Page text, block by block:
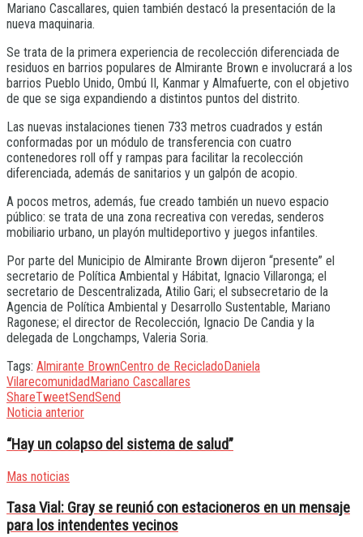
Mariano Cascallares, quien también destacó la presentación de la
nueva maquinaria.
Se trata de la primera experiencia de recolección diferenciada de
residuos en barrios populares de Almirante Brown e involucrará a los
barrios Pueblo Unido, Ombú II, Kanmar y Almafuerte, con el objetivo
de que se siga expandiendo a distintos puntos del distrito.
Las nuevas instalaciones tienen 733 metros cuadrados y están
conformadas por un módulo de transferencia con cuatro
contenedores roll off y rampas para facilitar la recolección
diferenciada, además de sanitarios y un galpón de acopio.
A pocos metros, además, fue creado también un nuevo espacio
público: se trata de una zona recreativa con veredas, senderos
mobiliario urbano, un playón multideportivo y juegos infantiles.
Por parte del Municipio de Almirante Brown dijeron “presente” el
secretario de Política Ambiental y Hábitat, Ignacio Villaronga; el
secretario de Descentralizada, Atilio Gari; el subsecretario de la
Agencia de Política Ambiental y Desarrollo Sustentable, Mariano
Ragonese; el director de Recolección, Ignacio De Candia y la
delegada de Longchamps, Valeria Soria.
Tags: Almirante BrownCentro de RecicladoDaniela
VilarecomunidadMariano Cascallares
ShareTweetSendSend
Noticia anterior
“Hay un colapso del sistema de salud”
Mas noticias
Tasa Vial: Gray se reunió con estacioneros en un mensaje
para los intendentes vecinos